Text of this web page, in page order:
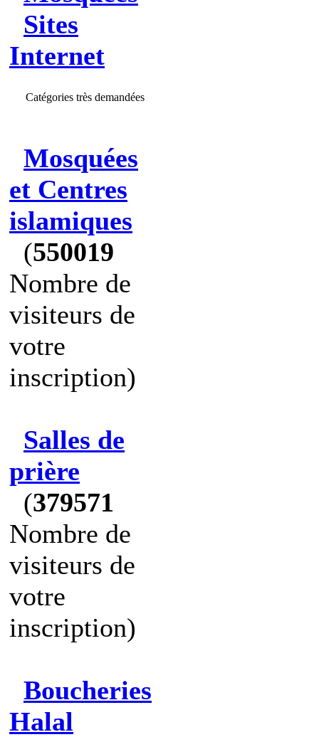
Sites
Internet
Catégories très demandées
Mosquées
et Centres
islamiques
(550019
Nombre de
visiteurs de
votre
inscription)
Salles de
prière
(379571
Nombre de
visiteurs de
votre
inscription)
Boucheries
Halal